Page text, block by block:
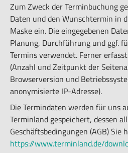
Zum Zweck der Terminbuchung
Daten und den Wunschtermin in
Maske ein. Die eingegebenen
Planung, Durchführung und ggf.
Termins verwendet. Ferner
(Anzahl und Zeitpunkt der
Browserversion und
anonymisierte IP-Adresse).
Die Termindaten werden für uns
Terminland gespeichert, dessen
Geschäftsbedingungen (AGB) Sie
https://www.terminland.de/